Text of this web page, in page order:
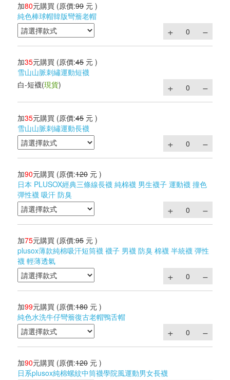
加80元購買 (原價:99 元 )
純色棒球帽韓版彎簷老帽
加35元購買 (原價:45 元 )
雪山山脈刺繡運動短襪
白-短襪(現貨)
加35元購買 (原價:45 元 )
雪山山脈刺繡運動長襪
加90元購買 (原價:120 元 )
日本 PLUSOX經典三條線長襪 純棉襪 男生襪子 運動襪 撞色
彈性襪 吸汗 防臭
加75元購買 (原價:95 元 )
plusox薄款純棉吸汗短筒襪 襪子 男襪 防臭 棉襪 半統襪 彈性
襪 輕薄透氣
加99元購買 (原價:180 元 )
純色水洗牛仔彎簷復古老帽鴨舌帽
加90元購買 (原價:120 元 )
日系plusox純棉螺紋中筒襪學院風運動男女長襪